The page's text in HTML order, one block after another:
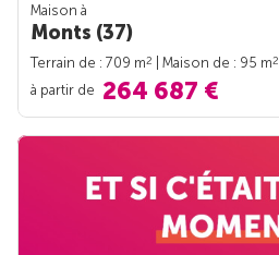
Maison à
Monts (37)
Terrain de : 709 m2 | Maison de : 95 m2
à partir de 264 687 €